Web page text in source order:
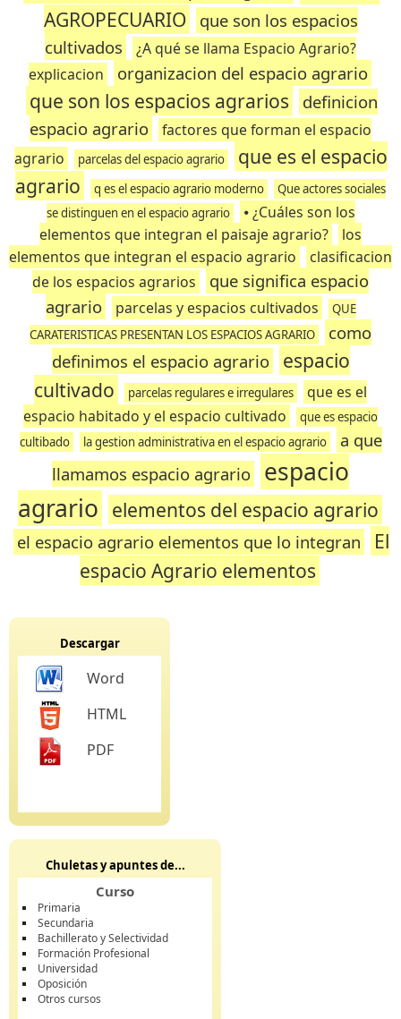
AGROPECUARIO
que son los espacios
cultivados
¿A qué se llama Espacio Agrario?
explicacion
organizacion del espacio agrario
que son los espacios agrarios
definicion
espacio agrario
factores que forman el espacio
agrario
parcelas del espacio agrario
que es el espacio
agrario
q es el espacio agrario moderno
Que actores sociales
se distinguen en el espacio agrario
⦁ ¿Cuáles son los
elementos que integran el paisaje agrario?
los
elementos que integran el espacio agrario
clasificacion
de los espacios agrarios
que significa espacio
agrario
parcelas y espacios cultivados
QUE
CARATERISTICAS PRESENTAN LOS ESPACIOS AGRARIO
como
definimos el espacio agrario
espacio
cultivado
parcelas regulares e irregulares
que es el
espacio habitado y el espacio cultivado
que es espacio
cultibado
la gestion administrativa en el espacio agrario
a que
llamamos espacio agrario
espacio
agrario elementos del espacio agrario
el espacio agrario elementos que lo integran
El
espacio Agrario elementos
Descargar
Word
HTML
PDF
Chuletas y apuntes de...
Curso
Primaria
Secundaria
Bachillerato y Selectividad
Formación Profesional
Universidad
Oposición
Otros cursos